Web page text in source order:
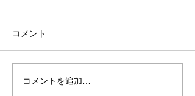
空気階段・鈴木もぐらさん
重123キロから85キロへ、マ
イナス38キロのダイエットに
コメント
コメントを追加…